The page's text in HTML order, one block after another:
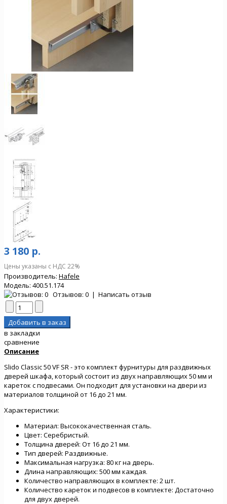
3 180 р.
Цены указаны с НДС 22%
Производитель: Hafele
Модель: 400.51.174
Отзывов: 0 | Написать отзыв
в закладки
сравнение
Описание
Slido Classic 50 VF SR - это комплект фурнитуры для раздвижных
дверей шкафа, который состоит из двух направляющих 50 мм и
кареток с подвесами. Он подходит для установки на двери из
материалов толщиной от 16 до 21 мм.
Характеристики:
Материал: Высококачественная сталь.
Цвет: Серебристый.
Толщина дверей: От 16 до 21 мм.
Тип дверей: Раздвижные.
Максимальная нагрузка: 80 кг на дверь.
Длина направляющих: 500 мм каждая.
Количество направляющих в комплекте: 2 шт.
Количество кареток и подвесов в комплекте: Достаточно
для двух дверей.